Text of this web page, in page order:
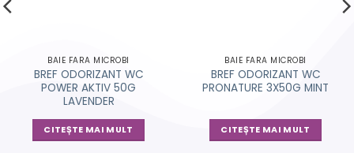
BAIE FARA MICROBI
BREF ODORIZANT WC
POWER AKTIV 50G
LAVENDER
CITEȘTE MAI MULT
BAIE FARA MICROBI
BREF ODORIZANT WC
PRONATURE 3X50G MINT
CITEȘTE MAI MULT